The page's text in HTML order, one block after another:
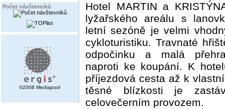
Počet návštevníků
©2008 Mediapool
Hotel MARTIN a
lyžařského areálu s
letní sezóně je velmi
cykloturistiku. Travnaté
odpočinku a malá
naproti ke koupání. K
příjezdová cesta až k
těsné blízkosti je
celovečerním provozem.